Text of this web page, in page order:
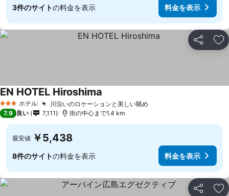
3件のサイトの料金を表示 料金を表示
シェア お
3 ホテルのランク
ホテル 川沿いのロケーションと美しい眺め
EN HOTEL Hiroshima
7.9 良い 7,111 街の中心まで1.4 km
最安値 ￥5,438
8件のサイトの料金を表示 料金を表示
シェア お